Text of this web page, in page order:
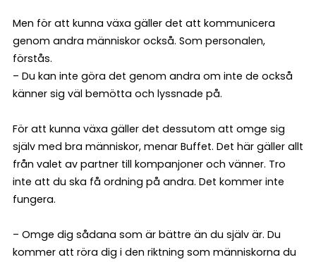
Men för att kunna växa gäller det att kommunicera
genom andra människor också. Som personalen,
förstås.
– Du kan inte göra det genom andra om inte de också
känner sig väl bemötta och lyssnade på.
För att kunna växa gäller det dessutom att omge sig
själv med bra människor, menar Buffet. Det här gäller allt
från valet av partner till kompanjoner och vänner. Tro
inte att du ska få ordning på andra. Det kommer inte
fungera.
– Omge dig sådana som är bättre än du själv är. Du
kommer att röra dig i den riktning som människorna du